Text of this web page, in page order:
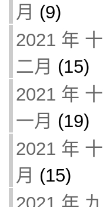
月 (9)
2021 年 十
二月 (15)
2021 年 十
一月 (19)
2021 年 十
月 (15)